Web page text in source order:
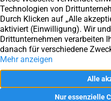
Kontakt
Impressum
Datenschutz
Vertrag widerrufen